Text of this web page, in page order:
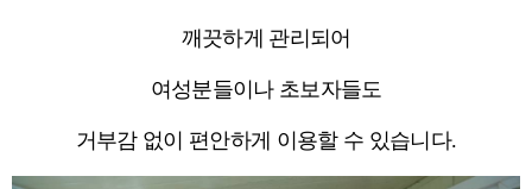
깨끗하게 관리되어
여성분들이나 초보자들도
거부감 없이 편안하게 이용할 수 있습니다.